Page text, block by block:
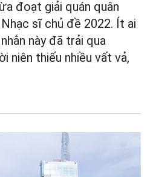
đoạt giải quán quân
sĩ chủ đề 2022. Ít ai
này đã trải qua
niên thiếu nhiều vất vả,